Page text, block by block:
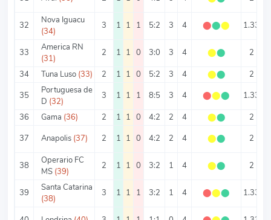
32
Nova Iguacu
(34)
3 1 1 1 5:2 3 4 ⬤⬤⬤ 1.33
33
America RN
(31)
2 1 1 0 3:0 3 4 ⬤⬤ 2
34
Tuna Luso (33) 2 1 1 0 5:2 3 4 ⬤⬤ 2
35
Portuguesa de
D (32)
3 1 1 1 8:5 3 4 ⬤⬤⬤ 1.33
36
Gama (36) 2 1 1 0 4:2 2 4 ⬤⬤ 2
37
Anapolis (37) 2 1 1 0 4:2 2 4 ⬤⬤ 2
38
Operario FC
MS (39)
2 1 1 0 3:2 1 4 ⬤⬤ 2
39
Santa Catarina
(38)
3 1 1 1 3:2 1 4 ⬤⬤⬤ 1.33